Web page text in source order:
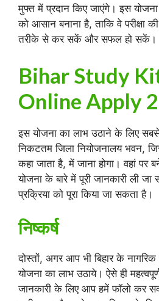
मुफ्त में प्रदान किए जाएंगे। इस योजना
को आसान बनाना है, ताकि वे परीक्षा
तरीके से कर सकें और सफल हो सकें।
Bihar Study
Online Apply
इस योजना का लाभ उठाने के लिए
निकटतम जिला नियोजनालय भवन,
कहा जाता है, में जाना होगा। वहां
योजना के बारे में पूरी जानकारी ली
प्रक्रिया को पूरा किया जा सकता है।
निष्कर्ष
दोस्तों, अगर आप भी बिहार के
योजना का लाभ उठाये। ऐसे ही
जानकारी के लिए आप हमें फॉलो कर